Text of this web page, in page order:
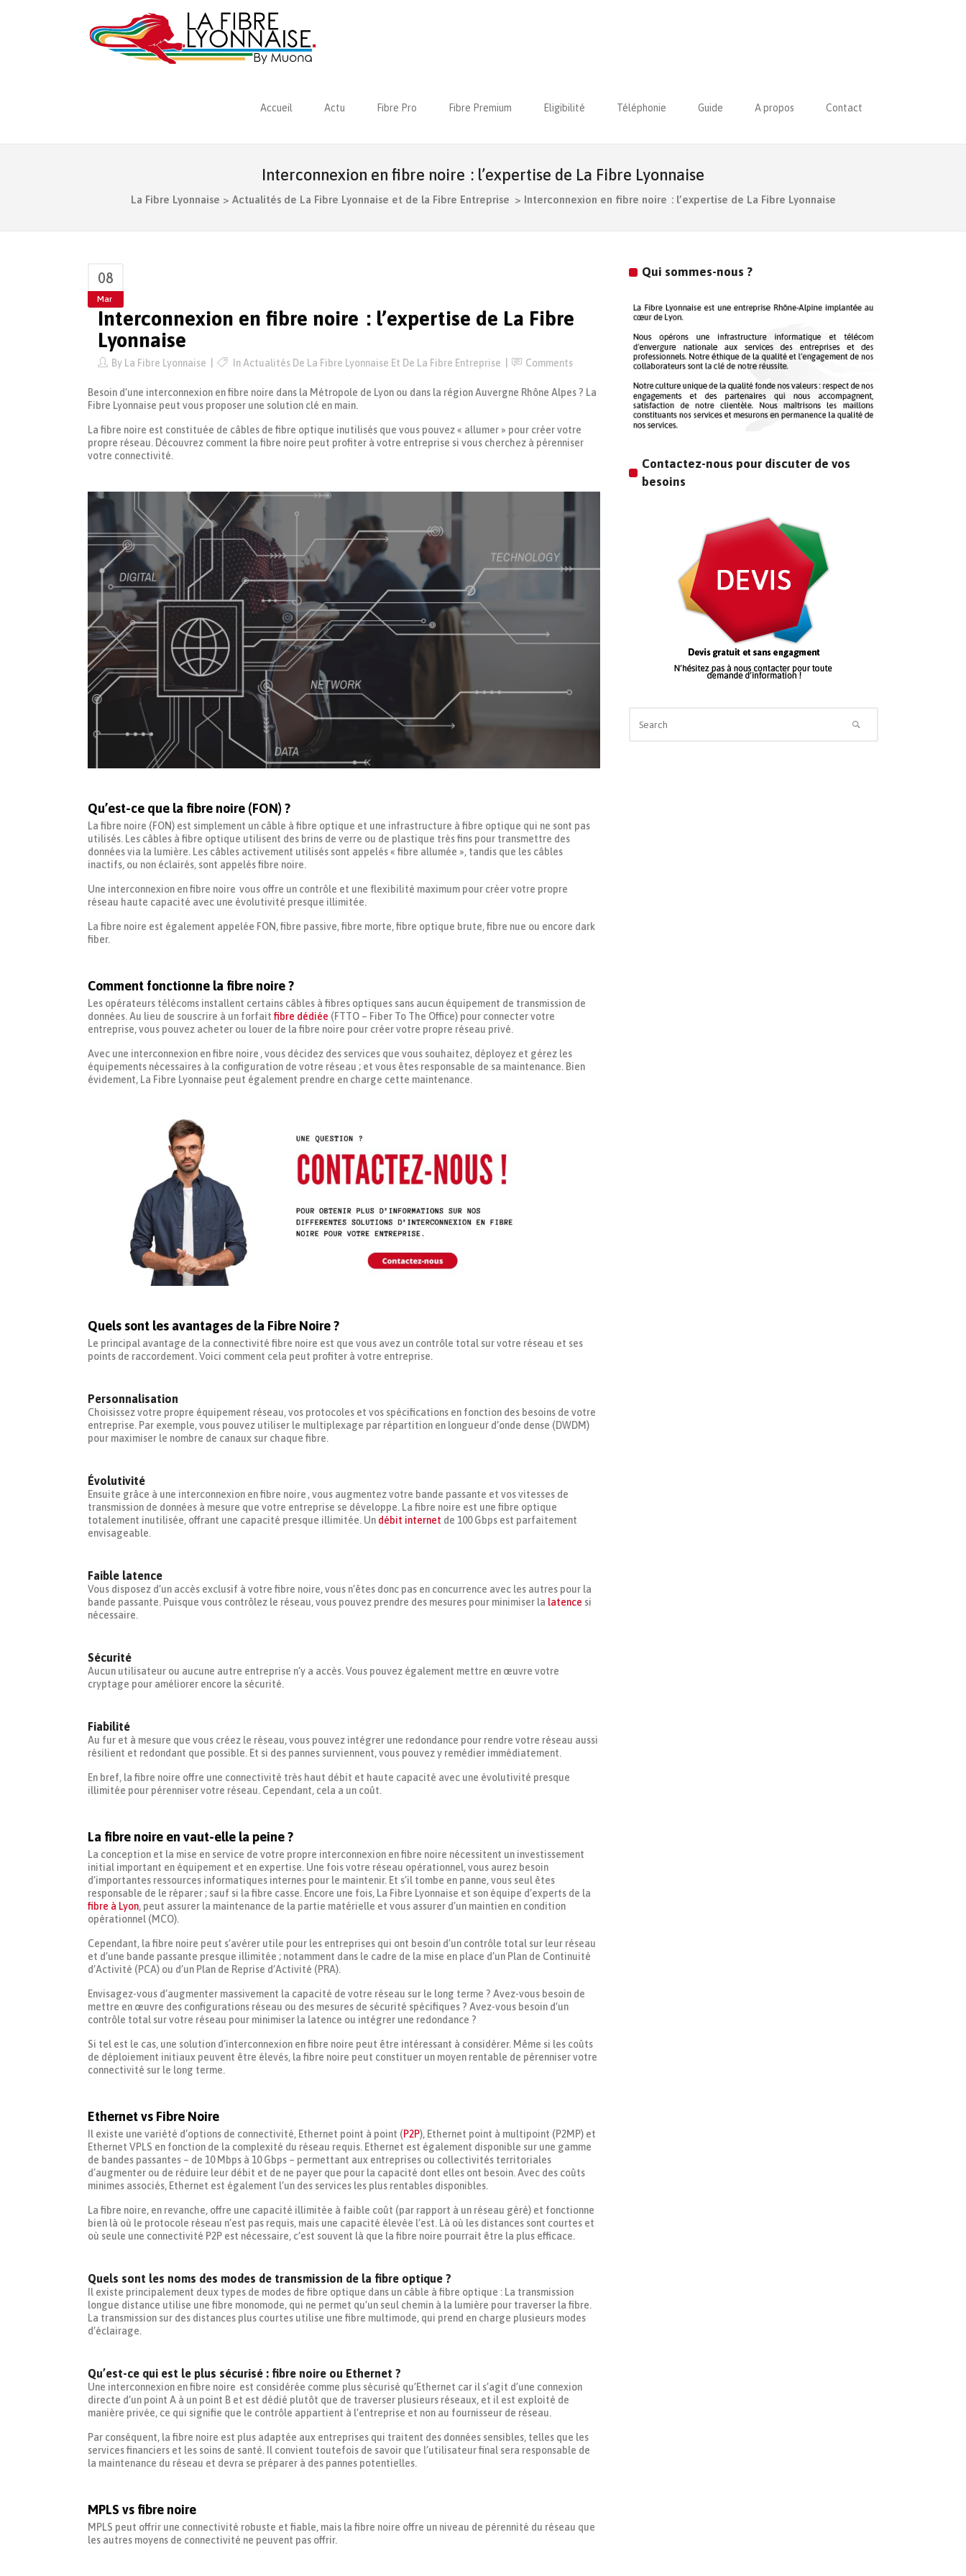
Accueil Actu Fibre Pro Fibre Premium Eligibilité Téléphonie Guide A propos Contact
Interconnexion en fibre noire : l’expertise de La Fibre Lyonnaise
La Fibre Lyonnaise > Actualités de La Fibre Lyonnaise et de la Fibre Entreprise > Interconnexion en fibre noire : l’expertise de La Fibre Lyonnaise
08
Mar
Interconnexion en fibre noire : l’expertise de La Fibre
Lyonnaise
By La Fibre Lyonnaise In Actualités De La Fibre Lyonnaise Et De La Fibre Entreprise Comments
Besoin d’une interconnexion en fibre noire dans la Métropole de Lyon ou dans la région Auvergne Rhône Alpes ? La
Fibre Lyonnaise peut vous proposer une solution clé en main.
La fibre noire est constituée de câbles de fibre optique inutilisés que vous pouvez « allumer » pour créer votre
propre réseau. Découvrez comment la fibre noire peut profiter à votre entreprise si vous cherchez à pérenniser
votre connectivité.
Qu’est-ce que la fibre noire (FON) ?
La fibre noire (FON) est simplement un câble à fibre optique et une infrastructure à fibre optique qui ne sont pas
utilisés. Les câbles à fibre optique utilisent des brins de verre ou de plastique très fins pour transmettre des
données via la lumière. Les câbles activement utilisés sont appelés « fibre allumée », tandis que les câbles
inactifs, ou non éclairés, sont appelés fibre noire.
Une interconnexion en fibre noire vous offre un contrôle et une flexibilité maximum pour créer votre propre
réseau haute capacité avec une évolutivité presque illimitée.
La fibre noire est également appelée FON, fibre passive, fibre morte, fibre optique brute, fibre nue ou encore dark
fiber.
Comment fonctionne la fibre noire ?
Les opérateurs télécoms installent certains câbles à fibres optiques sans aucun équipement de transmission de
données. Au lieu de souscrire à un forfait fibre dédiée (FTTO – Fiber To The Office) pour connecter votre
entreprise, vous pouvez acheter ou louer de la fibre noire pour créer votre propre réseau privé.
Avec une interconnexion en fibre noire , vous décidez des services que vous souhaitez, déployez et gérez les
équipements nécessaires à la configuration de votre réseau ; et vous êtes responsable de sa maintenance. Bien
évidement, La Fibre Lyonnaise peut également prendre en charge cette maintenance.
Quels sont les avantages de la Fibre Noire ?
Le principal avantage de la connectivité fibre noire est que vous avez un contrôle total sur votre réseau et ses
points de raccordement. Voici comment cela peut profiter à votre entreprise.
Personnalisation
Choisissez votre propre équipement réseau, vos protocoles et vos spécifications en fonction des besoins de votre
entreprise. Par exemple, vous pouvez utiliser le multiplexage par répartition en longueur d’onde dense (DWDM)
pour maximiser le nombre de canaux sur chaque fibre.
Évolutivité
Ensuite grâce à une interconnexion en fibre noire , vous augmentez votre bande passante et vos vitesses de
transmission de données à mesure que votre entreprise se développe. La fibre noire est une fibre optique
totalement inutilisée, offrant une capacité presque illimitée. Un débit internet de 100 Gbps est parfaitement
envisageable.
Faible latence
Vous disposez d’un accès exclusif à votre fibre noire, vous n’êtes donc pas en concurrence avec les autres pour la
bande passante. Puisque vous contrôlez le réseau, vous pouvez prendre des mesures pour minimiser la latence si
nécessaire.
Sécurité
Aucun utilisateur ou aucune autre entreprise n’y a accès. Vous pouvez également mettre en œuvre votre
cryptage pour améliorer encore la sécurité.
Fiabilité
Au fur et à mesure que vous créez le réseau, vous pouvez intégrer une redondance pour rendre votre réseau aussi
résilient et redondant que possible. Et si des pannes surviennent, vous pouvez y remédier immédiatement.
En bref, la fibre noire offre une connectivité très haut débit et haute capacité avec une évolutivité presque
illimitée pour pérenniser votre réseau. Cependant, cela a un coût.
La fibre noire en vaut-elle la peine ?
La conception et la mise en service de votre propre interconnexion en fibre noire nécessitent un investissement
initial important en équipement et en expertise. Une fois votre réseau opérationnel, vous aurez besoin
d’importantes ressources informatiques internes pour le maintenir. Et s’il tombe en panne, vous seul êtes
responsable de le réparer ; sauf si la fibre casse. Encore une fois, La Fibre Lyonnaise et son équipe d’experts de la
fibre à Lyon, peut assurer la maintenance de la partie matérielle et vous assurer d’un maintien en condition
opérationnel (MCO).
Cependant, la fibre noire peut s’avérer utile pour les entreprises qui ont besoin d’un contrôle total sur leur réseau
et d’une bande passante presque illimitée ; notamment dans le cadre de la mise en place d’un Plan de Continuité
d’Activité (PCA) ou d’un Plan de Reprise d’Activité (PRA).
Envisagez-vous d’augmenter massivement la capacité de votre réseau sur le long terme ? Avez-vous besoin de
mettre en œuvre des configurations réseau ou des mesures de sécurité spécifiques ? Avez-vous besoin d’un
contrôle total sur votre réseau pour minimiser la latence ou intégrer une redondance ?
Si tel est le cas, une solution d’interconnexion en fibre noire peut être intéressant à considérer. Même si les coûts
de déploiement initiaux peuvent être élevés, la fibre noire peut constituer un moyen rentable de pérenniser votre
connectivité sur le long terme.
Ethernet vs Fibre Noire
Il existe une variété d’options de connectivité, Ethernet point à point (P2P), Ethernet point à multipoint (P2MP) et
Ethernet VPLS en fonction de la complexité du réseau requis. Ethernet est également disponible sur une gamme
de bandes passantes – de 10 Mbps à 10 Gbps – permettant aux entreprises ou collectivités territoriales
d’augmenter ou de réduire leur débit et de ne payer que pour la capacité dont elles ont besoin. Avec des coûts
minimes associés, Ethernet est également l’un des services les plus rentables disponibles.
La fibre noire, en revanche, offre une capacité illimitée à faible coût (par rapport à un réseau géré) et fonctionne
bien là où le protocole réseau n’est pas requis, mais une capacité élevée l’est. Là où les distances sont courtes et
où seule une connectivité P2P est nécessaire, c’est souvent là que la fibre noire pourrait être la plus efficace.
Quels sont les noms des modes de transmission de la fibre optique ?
Il existe principalement deux types de modes de fibre optique dans un câble à fibre optique : La transmission
longue distance utilise une fibre monomode, qui ne permet qu’un seul chemin à la lumière pour traverser la fibre.
La transmission sur des distances plus courtes utilise une fibre multimode, qui prend en charge plusieurs modes
d’éclairage.
Qu’est-ce qui est le plus sécurisé : fibre noire ou Ethernet ?
Une interconnexion en fibre noire est considérée comme plus sécurisé qu’Ethernet car il s’agit d’une connexion
directe d’un point A à un point B et est dédié plutôt que de traverser plusieurs réseaux, et il est exploité de
manière privée, ce qui signifie que le contrôle appartient à l’entreprise et non au fournisseur de réseau.
Par conséquent, la fibre noire est plus adaptée aux entreprises qui traitent des données sensibles, telles que les
services financiers et les soins de santé. Il convient toutefois de savoir que l’utilisateur final sera responsable de
la maintenance du réseau et devra se préparer à des pannes potentielles.
MPLS vs fibre noire
MPLS peut offrir une connectivité robuste et fiable, mais la fibre noire offre un niveau de pérennité du réseau que
les autres moyens de connectivité ne peuvent pas offrir.
Qui sommes-nous ?
Contactez-nous pour discuter de vos
besoins